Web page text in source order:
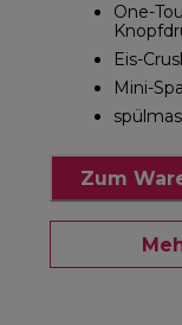
One-
Eis-
Mini-
Zum